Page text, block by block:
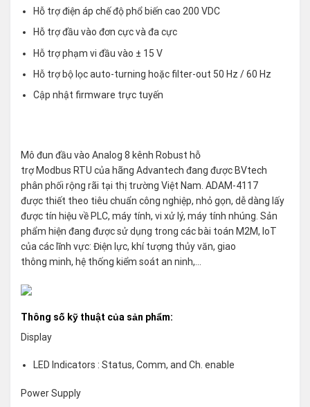
Hỗ trợ điện áp chế độ phổ biến cao 200 VDC
Hỗ trợ đầu vào đơn cực và đa cực
Hỗ trợ phạm vi đầu vào ± 15 V
Hỗ trợ bộ lọc auto-turning hoặc filter-out 50 Hz / 60 Hz
Cập nhật firmware trực tuyến
Mô đun đầu vào Analog 8 kênh Robust hỗ
trợ Modbus RTU của hãng Advantech đang được BVtech
phân phối rộng rãi tại thị trường Việt Nam. ADAM-4117
được thiết theo tiêu chuẩn công nghiệp, nhỏ gọn, dễ dàng lấy
được tín hiệu về PLC, máy tính, vi xử lý, máy tính nhúng. Sản
phẩm hiện đang được sử dụng trong các bài toán M2M, IoT
của các lĩnh vực: Điện lực, khí tượng thủy văn, giao
thông minh, hệ thống kiểm soát an ninh,…
Thông số kỹ thuật của sản phẩm:
Display
LED Indicators : Status, Comm, and Ch. enable
Power Supply